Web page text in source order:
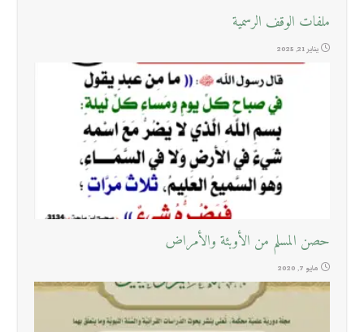
ملفات الوقف الرسمية
يناير 21, 2025
حصن المسلم من الأوبئة والأمراض
مايو 7, 2020